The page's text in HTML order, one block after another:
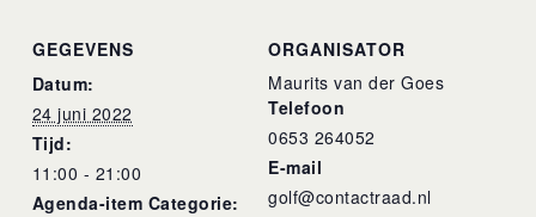
GEGEVENS
Datum:
24 juni 2022
Tijd:
11:00 - 21:00
Agenda-item Categorie:
ORGANISATOR
Maurits van der Goes
Telefoon
0653 264052
E-mail
golf@contactraad.nl